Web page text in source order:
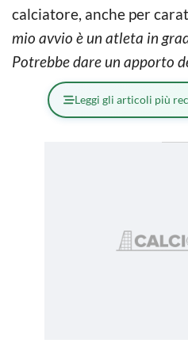
calciatore, anche per
mio avvio è un atleta in
Potrebbe dare un apporto
Leggi gli articoli più